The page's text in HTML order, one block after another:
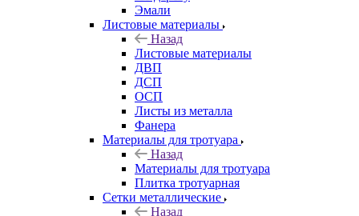
Эмали
Листовые материалы
Назад
Листовые материалы
ДВП
ДСП
ОСП
Листы из металла
Фанера
Материалы для тротуара
Назад
Материалы для тротуара
Плитка тротуарная
Сетки металлические
Назад